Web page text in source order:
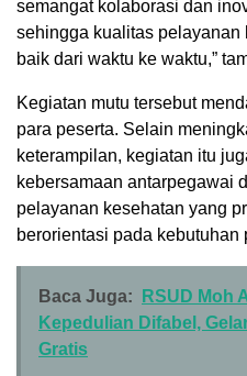
semangat kolaborasi dan
sehingga kualitas pelayanan
baik dari waktu ke waktu,”
Kegiatan mutu tersebut
para peserta. Selain
keterampilan, kegiatan itu
kebersamaan antarpegawai
pelayanan kesehatan yang
berorientasi pada kebutuhan
Baca Juga:
RSUD Moh
Kepedulian Difabel,
Gratis